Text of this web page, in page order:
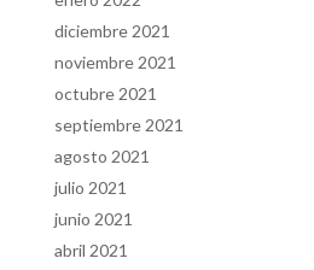
diciembre 2021
noviembre 2021
octubre 2021
septiembre 2021
agosto 2021
julio 2021
junio 2021
abril 2021